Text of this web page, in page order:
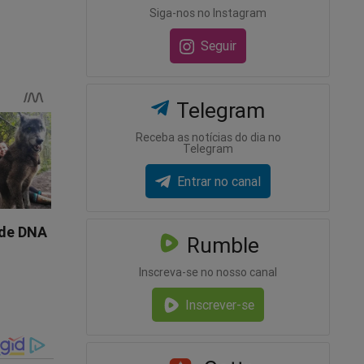
Siga-nos no Instagram
Seguir
Telegram
Receba as notícias do dia no
Telegram
Entrar no canal
Rumble
Inscreva-se no nosso canal
Inscrever-se